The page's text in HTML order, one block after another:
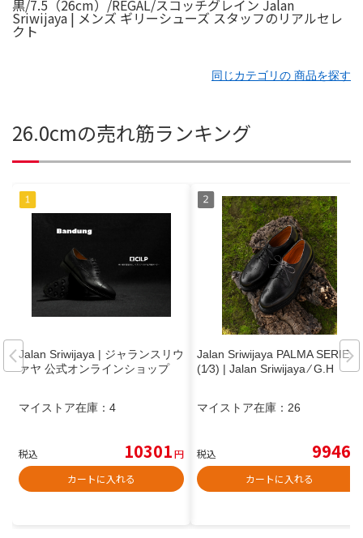
同じカテゴリの 商品を探す
26.0cmの売れ筋ランキング
Jalan Sriwijaya | ジャランスリウ
ァヤ 公式オンラインショップ
マイストア在庫： 4
税込 10301円
カートに入れる
Jalan Sriwijaya PALMA SERIES
(1⁄3) | Jalan Sriwijaya ⁄ G.H
マイストア在庫： 26
税込 9946
カートに入れる